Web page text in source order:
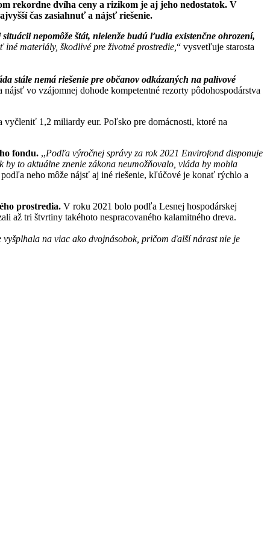
rekordne dvíha ceny a rizikom je aj jeho nedostatok. V
čas zasiahnuť a nájsť riešenie.
nepomôže štát, nielenže budú ľudia existenčne ohrození,
materiály, škodlivé pre životné prostredie, “ vysvetľuje starosta
stále nemá riešenie pre občanov odkázaných na palivové
vo vzájomnej dohode kompetentné rezorty pôdohospodárstva
vyčleniť 1,2 miliardy eur. Poľsko pre domácnosti, ktoré na
fondu. ,,Podľa výročnej správy za rok 2021 Envirofond disponuje
to aktuálne znenie zákona neumožňovalo, vláda by mohla
neho môže nájsť aj iné riešenie, kľúčové je konať rýchlo a
prostredia. V roku 2021 bolo podľa Lesnej hospodárskej
až tri štvrtiny takéhoto nespracovaného kalamitného dreva.
vyšplhala na viac ako dvojnásobok, pričom ďalší nárast nie je